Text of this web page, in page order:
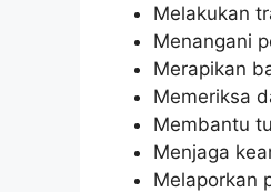
Melakukan
Menangani
Merapikan
Memeriksa
Membantu
Menjaga
Melaporkan